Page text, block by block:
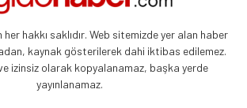
Yiğit
hakkı saklıdır. Web sitemizde yer alan haber
kaynak gösterilerek dahi iktibas edilemez.
ve izinsiz olarak kopyalanamaz, başka yerde
yayınlanamaz.